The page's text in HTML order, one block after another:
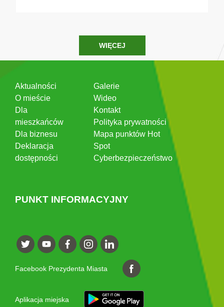
WIĘCEJ
Aktualności
O mieście
Dla
mieszkańców
Dla biznesu
Deklaracja
dostępności
Galerie
Wideo
Kontakt
Polityka prywatności
Mapa punktów Hot
Spot
Cyberbezpieczeństwo
PUNKT INFORMACYJNY
Facebook Prezydenta Miasta
Aplikacja miejska